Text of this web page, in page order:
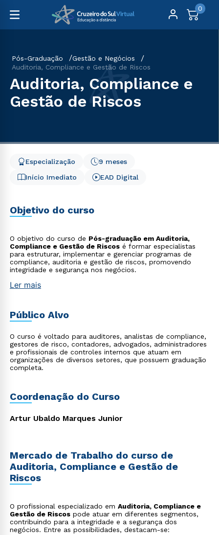
0
Pós-Graduação
Gestão e Negócios
Auditoria, Compliance e Gestão de Riscos
Auditoria, Compliance e
Gestão de Riscos
Início Imediato
9 meses
Especialização
EAD Digital
Objetivo do curso
O objetivo do curso de Pós-graduação em Auditoria,
Compliance e Gestão de Riscos é formar especialistas
para estruturar, implementar e gerenciar programas de
compliance, auditoria e gestão de riscos, promovendo
integridade e segurança nos negócios.
Ler mais
Público Alvo
O curso é voltado para auditores, analistas de compliance,
gestores de risco, contadores, advogados, administradores
e profissionais de controles internos que atuam em
organizações de diversos setores, que possuem graduação
completa.
Coordenação do Curso
Artur Ubaldo Marques Junior
Mercado de Trabalho do curso de
Auditoria, Compliance e Gestão de
Riscos
O profissional especializado em Auditoria, Compliance e
Gestão de Riscos pode atuar em diferentes segmentos,
contribuindo para a integridade e a segurança dos
negócios. Entre as possibilidades, destacam-se: